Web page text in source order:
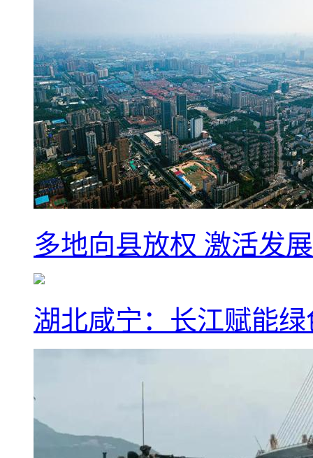
多地向县放权 激活发
湖北咸宁：长江赋能